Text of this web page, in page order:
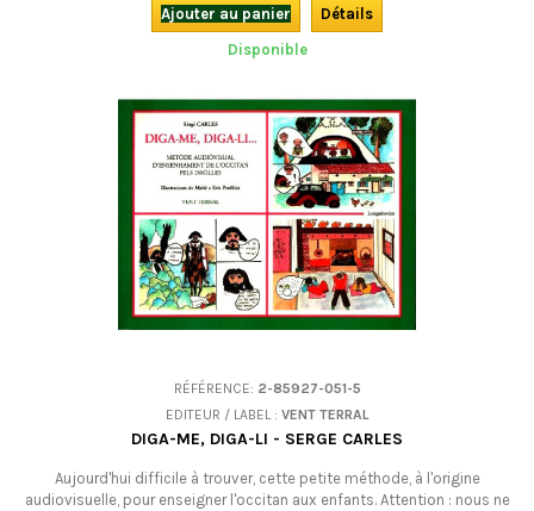
trouver.
Ajouter au panier
Détails
Disponible
RÉFÉRENCE: 2-85927-051-5
EDITEUR / LABEL : VENT TERRAL
DIGA-ME, DIGA-LI - SERGE CARLES
Aujourd'hui difficile à trouver, cette petite méthode, à l'origine
audiovisuelle, pour enseigner l'occitan aux enfants. Attention : nous ne